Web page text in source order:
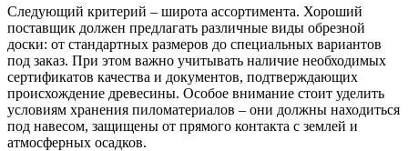
Следующий критерий – широта ассортимента. Хороший
поставщик должен предлагать различные виды обрезной
доски: от стандартных размеров до специальных вариантов
под заказ. При этом важно учитывать наличие необходимых
сертификатов качества и документов, подтверждающих
происхождение древесины. Особое внимание стоит уделить
условиям хранения пиломатериалов – они должны находиться
под навесом, защищены от прямого контакта с землей и
атмосферных осадков.